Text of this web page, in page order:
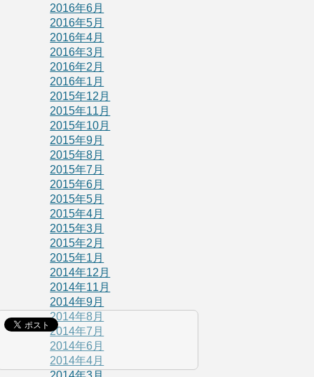
2016年6月
2016年5月
2016年4月
2016年3月
2016年2月
2016年1月
2015年12月
2015年11月
2015年10月
2015年9月
2015年8月
2015年7月
2015年6月
2015年5月
2015年4月
2015年3月
2015年2月
2015年1月
2014年12月
2014年11月
2014年9月
2014年8月
2014年7月
2014年6月
2014年4月